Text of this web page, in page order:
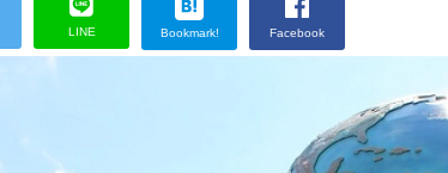
LINE Bookmark! Facebook